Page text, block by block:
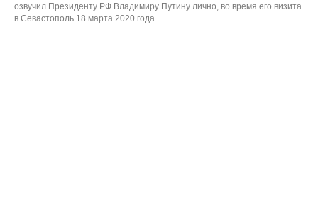
озвучил Президенту РФ Владимиру Путину лично, во время его визита
в Севастополь 18 марта 2020 года.